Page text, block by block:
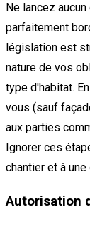
Ne lancez
parfaitement
législation est
nature de vos
type d'habitat.
vous (sauf
aux parties
Ignorer ces
chantier et à
Autorisation